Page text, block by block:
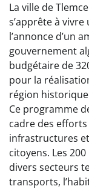
La ville de
s’apprête à
l’annonce d’un
gouvernement
budgétaire de
pour la
région
Ce programme
cadre des
infrastructures
citoyens. Les
divers secteurs
transports,